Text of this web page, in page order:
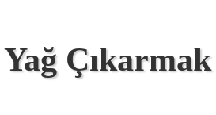
Çıkarmak